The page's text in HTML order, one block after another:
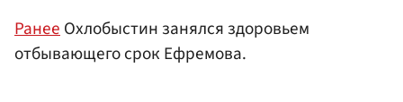
РанееОхлобыстин занялся здоровьем
отбывающего срок Ефремова.